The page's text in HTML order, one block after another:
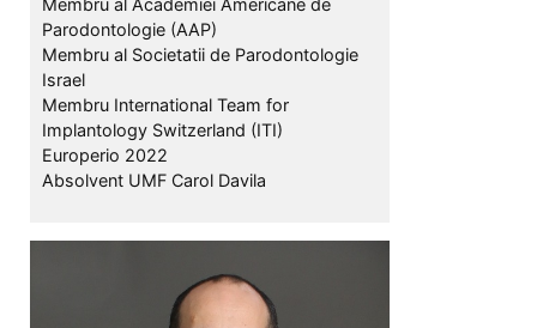
Membru al Academiei Americane de
Parodontologie (AAP)
Membru al Societatii de Parodontologie
Israel
Membru International Team for
Implantology Switzerland (ITI)
Europerio 2022
Absolvent UMF Carol Davila